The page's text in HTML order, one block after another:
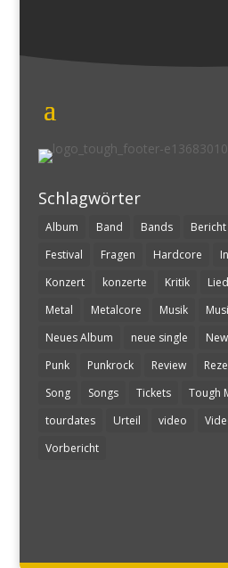
Schlagwörter
Album Band Bands Bericht
Festival
Fragen Hardcore
Konzert
konzerte Kritik Lied
Metal
Metalcore Musik
Neues Album
neue single
Punk
Punkrock Review
Song
Songs Tickets Tough
tourdates
Urteil video
Vorbericht